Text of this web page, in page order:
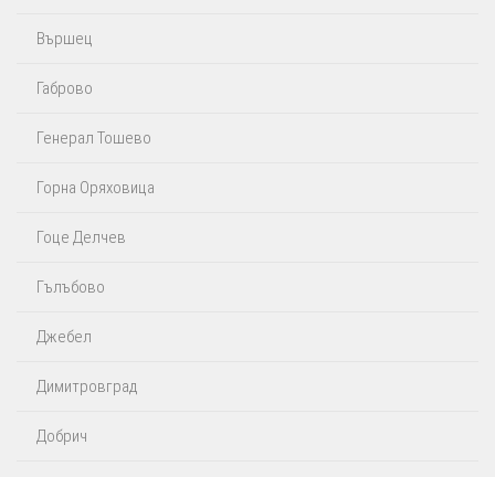
Вършец
Габрово
Генерал Тошево
Горна Оряховица
Гоце Делчев
Гълъбово
Джебел
Димитровград
Добрич